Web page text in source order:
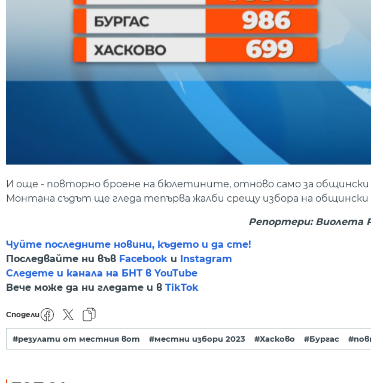
И още - повторно броене на бюлетините, отново само за
Монтана съдът ще гледа тепърва жалби срещу избора на
Репортери: Виолета
Чуйте последните новини, където и да сте!
Последвайте ни във Facebook и Instagram
Следете и канала на БНТ в YouTube
Вече може да ни гледате и в TikTok
Сподели
#резулати от местния вот #местни избори 2023 #Хасково #Бургас